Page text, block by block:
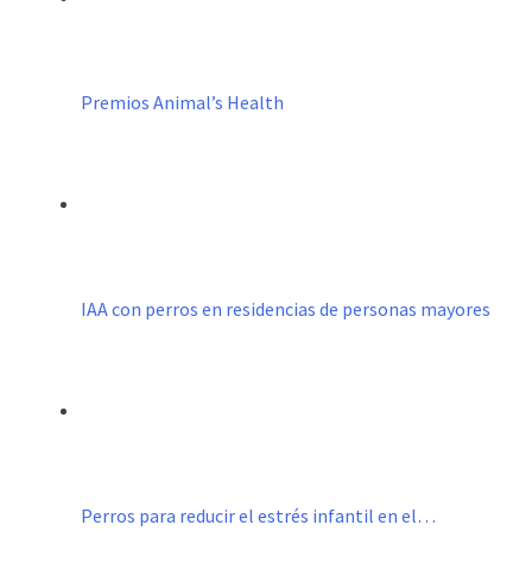
Premios Animal’s Health
IAA con perros en residencias de personas mayores
Perros para reducir el estrés infantil en el…